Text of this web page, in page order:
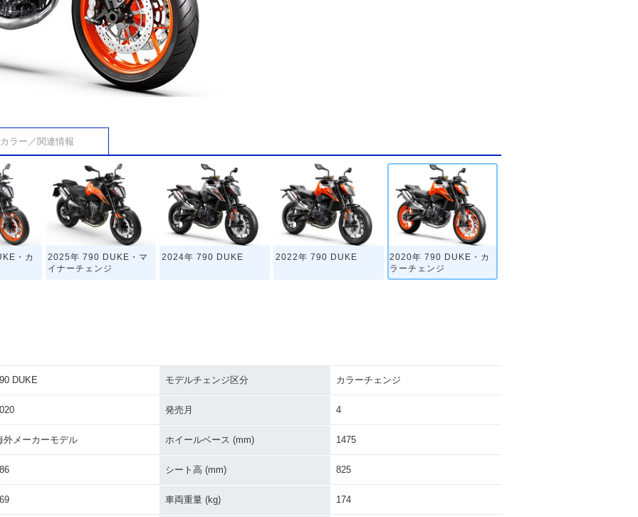
カラー／関連情報
・カ
2025年 790 DUKE・マ
イナーチェンジ
2024年 790 DUKE 2022年 790 DUKE
2020年 790 DUKE・カ
ラーチェンジ
DUKE モデルチェンジ区分 カラーチェンジ
発売月 4
外メーカーモデル ホイールベース (mm) 1475
シート高 (mm) 825
車両重量 (kg) 174